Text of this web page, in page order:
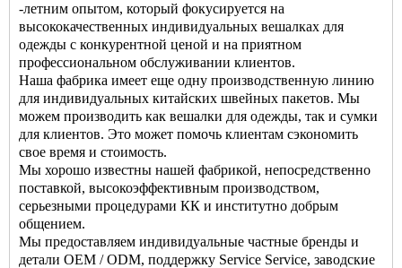
-летним опытом, который фокусируется на
высококачественных индивидуальных вешалках для
одежды с конкурентной ценой и на приятном
профессиональном обслуживании клиентов.
Наша фабрика имеет еще одну производственную линию
для индивидуальных китайских швейных пакетов. Мы
можем производить как вешалки для одежды, так и сумки
для клиентов. Это может помочь клиентам сэкономить
свое время и стоимость.
Мы хорошо известны нашей фабрикой, непосредственно
поставкой, высокоэффективным производством,
серьезными процедурами КК и институтно добрым
общением.
Мы предоставляем индивидуальные частные бренды и
детали OEM / ODM, поддержку Service Service, заводские